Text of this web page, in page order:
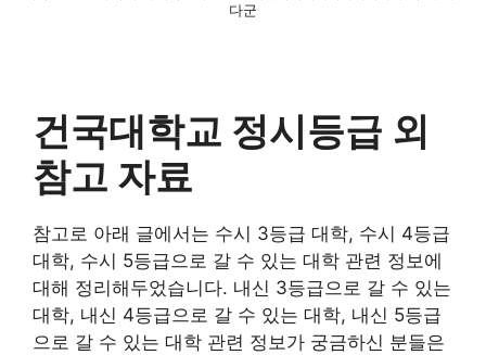
다군
건국대학교 정시등급 외
참고 자료
참고로 아래 글에서는 수시 3등급 대학, 수시 4등급
대학, 수시 5등급으로 갈 수 있는 대학 관련 정보에
대해 정리해두었습니다. 내신 3등급으로 갈 수 있는
대학, 내신 4등급으로 갈 수 있는 대학, 내신 5등급
으로 갈 수 있는 대학 관련 정보가 궁금하신 분들은